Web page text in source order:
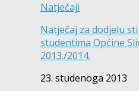
Natječaji
Natječaj za dodjelu
studentima Općine
2013./2014.
23. studenoga 2013